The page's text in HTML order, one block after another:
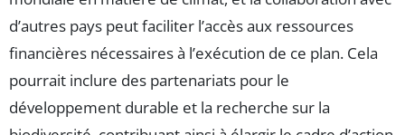
d’autres pays peut faciliter l’accès aux ressources
financières nécessaires à l’exécution de ce plan. Cela
pourrait inclure des partenariats pour le
développement durable et la recherche sur la